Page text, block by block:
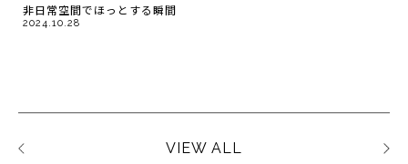
非日常空間でほっとする瞬間
2024.10.28
VIEW ALL